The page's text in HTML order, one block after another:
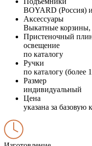
BOYARD (Россия)
Аксессуары
Выкатные
Пристеночный
освещение
по каталогу
Ручки
по каталогу (более
Размер
индивидуальный
Цена
указана за базовую